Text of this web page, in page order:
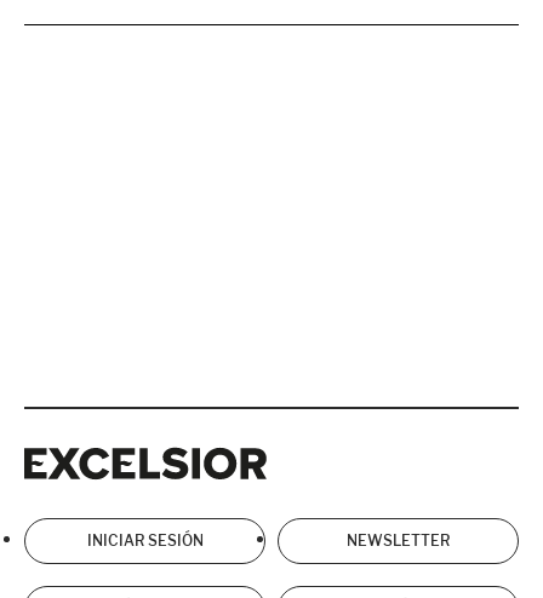
INICIAR SESIÓN NEWSLETTER